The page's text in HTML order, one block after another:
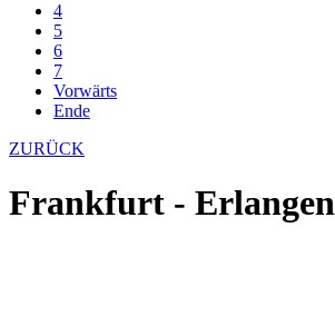
4
5
6
7
Vorwärts
Ende
ZURÜCK
Frankfurt - Erlangen